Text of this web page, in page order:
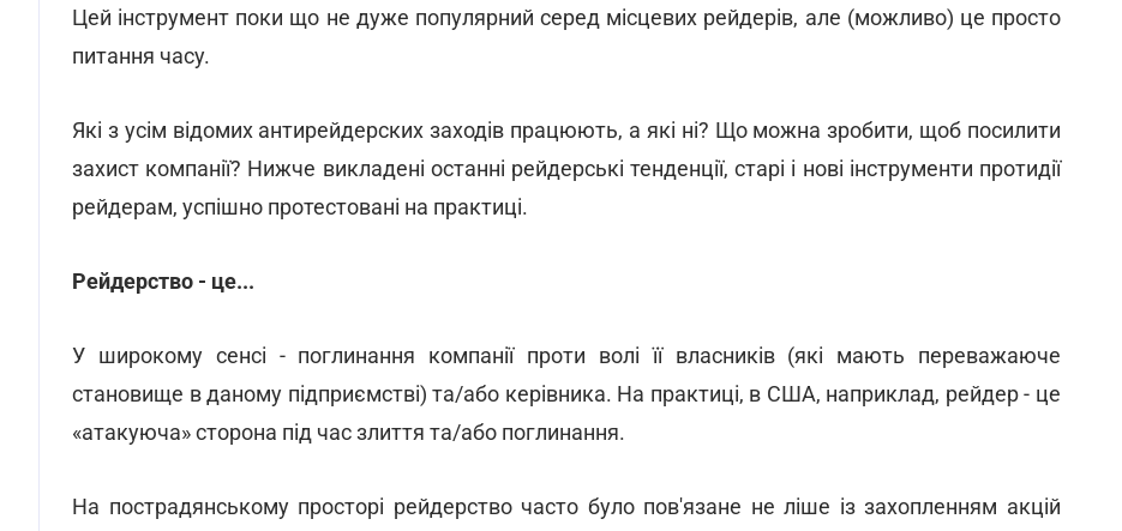
Цей інструмент поки що не дуже популярний серед місцевих рейдерів, але (можливо) це просто
питання часу.
Які з усім відомих антирейдерских заходів працюють, а які ні? Що можна зробити, щоб посилити
захист компанії? Нижче викладені останні рейдерські тенденції, старі і нові інструменти протидії
рейдерам, успішно протестовані на практиці.
Рейдерство - це...
У широкому сенсі - поглинання компанії проти волі її власників (які мають переважаюче
становище в даному підприємстві) та/або керівника. На практиці, в США, наприклад, рейдер - це
«атакуюча» сторона під час злиття та/або поглинання.
На пострадянському просторі рейдерство часто було пов'язане не ліше із захопленням акцій